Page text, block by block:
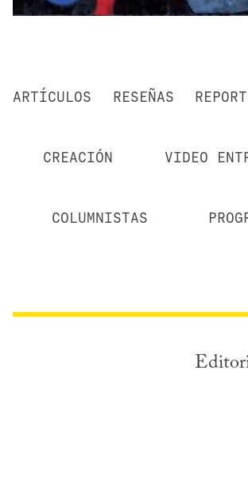
ARTÍCULOS RESEÑAS
CREACIÓN VIDEO
COLUMNISTAS